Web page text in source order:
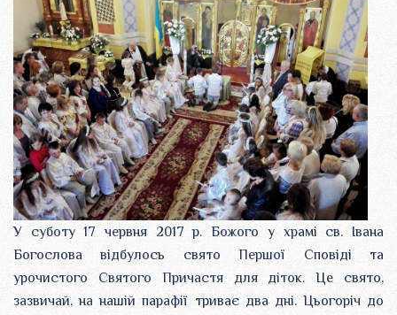
У суботу 17 червня 2017 р. Божого у храмі св. Івана
Богослова відбулось свято Першої Сповіді та
урочистого Святого Причастя для діток. Це свято,
зазвичай, на нашій парафії триває два дні. Цьогоріч до